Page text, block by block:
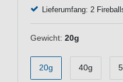
Lieferumfang: 2
Gewicht: 20g
20g 40g